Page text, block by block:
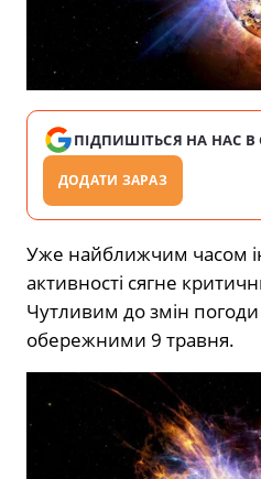
ПІДПИШІТЬСЯ НА НАС В
ДОДАТИ ЗАРАЗ
Уже найближчим часом
активності сягне
Чутливим до змін
обережними 9 травня.